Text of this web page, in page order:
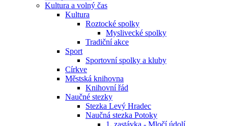
Kultura a volný čas
Kultura
Roztocké spolky
Myslivecké spolky
Tradiční akce
Sport
Sportovní spolky a kluby
Církve
Městská knihovna
Knihovní řád
Naučné stezky
Stezka Levý Hradec
Naučná stezka Potoky
1. zastávka - Mločí údolí